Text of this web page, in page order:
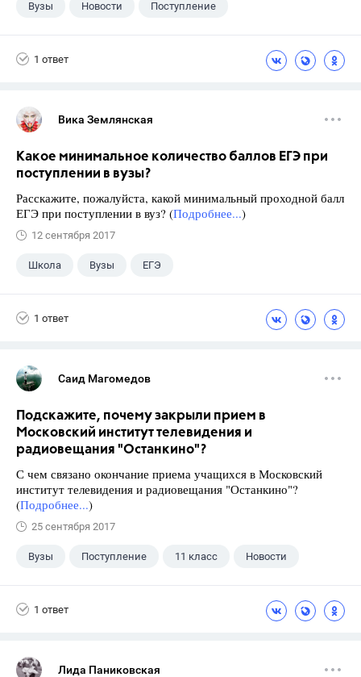
Вузы Новости Поступление
1 ответ
Вика Землянская
Какое минимальное количество баллов ЕГЭ при
поступлении в вузы?
Расскажите, пожалуйста, какой минимальный проходной балл
ЕГЭ при поступлении в вуз? (Подробнее...)
12 сентября 2017
Школа Вузы ЕГЭ
1 ответ
Саид Магомедов
Подскажите, почему закрыли прием в
Московский институт телевидения и
радиовещания "Останкино"?
С чем связано окончание приема учащихся в Московский
институт телевидения и радиовещания "Останкино"?
(Подробнее...)
25 сентября 2017
Вузы Поступление 11 класс Новости
1 ответ
Лида Паниковская